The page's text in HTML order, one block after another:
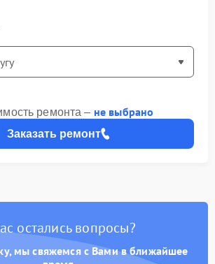
Заказать ремонт
ремонта – не выбрано
остались вопросы?
мы свяжемся с Вами в ближайшее